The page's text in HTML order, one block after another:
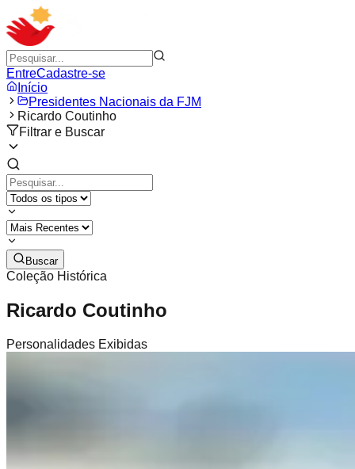
EntreCadastre-se
Início
Presidentes Nacionais da FJM
Ricardo Coutinho
Filtrar e Buscar
Buscar
Coleção Histórica
Ricardo Coutinho
Personalidades Exibidas